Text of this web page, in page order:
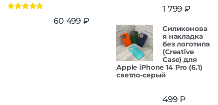
60 499 ₽
1 799 ₽
Силиконова
я накладка
без логотипа
(Creative
Case) для
Apple iPhone 14 Pro (6.1)
светло-серый
499₽